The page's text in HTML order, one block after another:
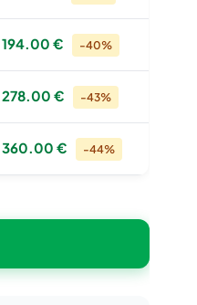
194.00 € -40%
278.00 € -43%
360.00 € -44%